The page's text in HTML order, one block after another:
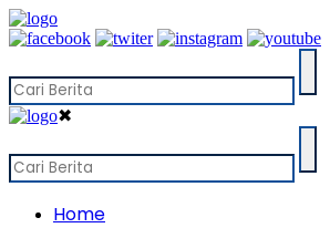
✖
Home